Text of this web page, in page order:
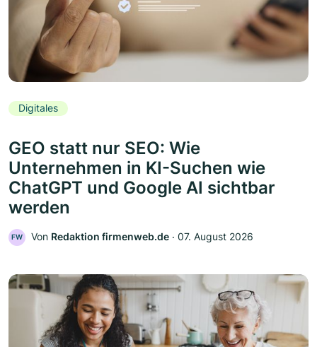
Digitales
GEO statt nur SEO: Wie
Unternehmen in KI-Suchen wie
ChatGPT und Google AI sichtbar
werden
FW Von Redaktion firmenweb.de ‧ 07. August 2026